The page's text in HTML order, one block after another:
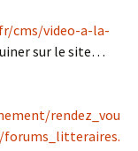
cms/video-a-la-
sur le site…
rendez_vou
forums_litteraires.